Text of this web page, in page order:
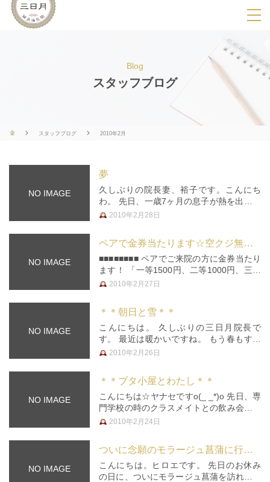
SPメニ
ー
展
用
ボ
Blog
スタッフブログ
スタッフブログ 2010年2月
NO IMAGE
夢
久しぶりの院長妻、裕子です。こんにち
わ。 先日、一歳7ヶ月の息子が熱を出しま
した。 3日間、39度台の熱が続きます。
っては泣き、起きては泣き。…
2010年2月28日
NO IMAGE
ペアで金券当たります☆空クジ無し！2月限定キャンペーン
■■■■■■■■ ペアでご来院の方に金券当たり
ます！ 「一等1500円、二等1000円、三等
500円」 空クジ無し☆２月限定キャンペー
2010年2月27日
NO IMAGE
＊＊朝日と雪＊＊
こんにちは。 久しぶりの三日月院長で
す。 最近は暖かいですね。 もう春もすぐ
そこまで来ているのでしょう。 春は楽し
ただいて旅行に行った時のお話。…
2010年2月26日
NO IMAGE
＊＊ブタ小屋とわたし＊＊
こんにちは☆ヤナセですo(_ _*)o 先日、専
門学校の時のクラスメイトとの飲み会があ
りました。 ４人での飲み会で、４人中２
京の小岩という所で…
2010年2月24日
NO IMAGE
ついに念願のモラージュ菖蒲に行ってきました
こんにちは。ヒロエです。 先日のお休み
の日に、ついにモラージュ菖蒲を訪れる事